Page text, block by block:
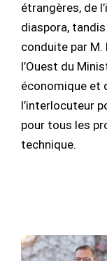
étrangères, de
diaspora,
conduite par M.
l’Ouest du
économique et
l’interlocuteur
pour tous les
technique.